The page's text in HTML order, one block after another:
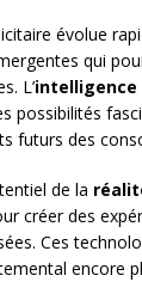
évolue
qui
L’
possibilités
futurs des
de la
créer des
Ces
encore